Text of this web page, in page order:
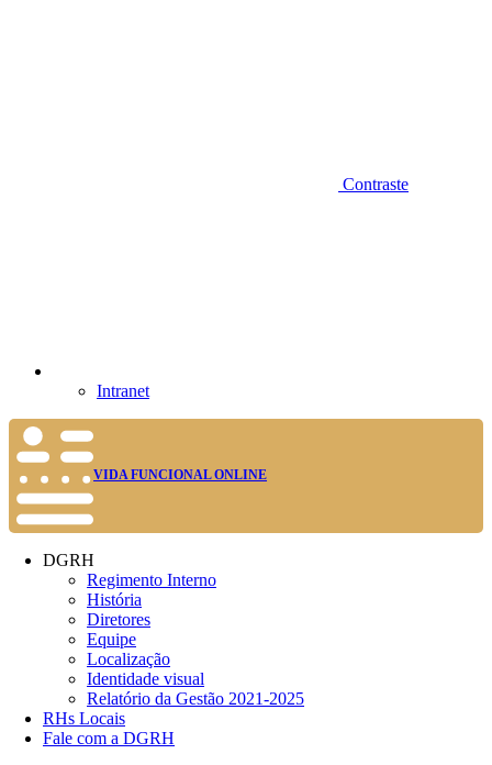
Contraste
Intranet
VIDA FUNCIONAL ONLINE
DGRH
Regimento Interno
História
Diretores
Equipe
Localização
Identidade visual
Relatório da Gestão 2021-2025
RHs Locais
Fale com a DGRH